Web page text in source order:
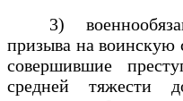
3)
призыва на воинскую
совершившие
средней тяжести